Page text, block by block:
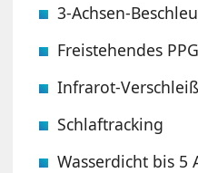
3-Achsen-
Freistehendes
Infrarot-
Schlaftracking
Wasserdicht bis 5